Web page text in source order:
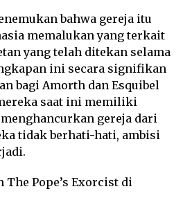
bahwa gereja itu
memalukan yang terkait
yang telah ditekan selama
ini secara signifikan
bagi Amorth dan Esquibel
saat ini memiliki
gereja dari
tidak berhati-hati, ambisi
Pope’s Exorcist di